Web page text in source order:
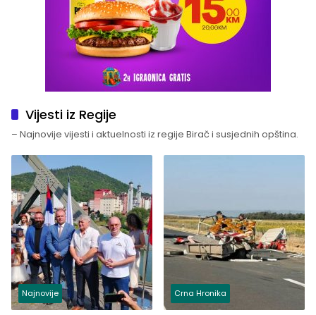
Vijesti iz Regije
– Najnovije vijesti i aktuelnosti iz regije Birač i susjednih opština.
Najnovije Crna Hronika